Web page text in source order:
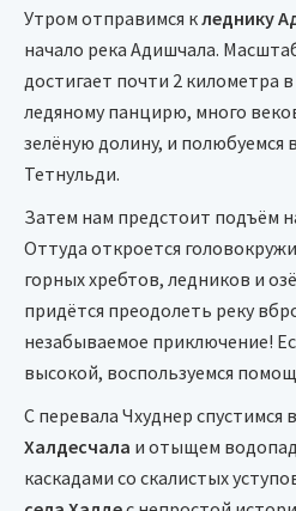
Утром отправимся кледнику
начало река Адишчала.
достигает почти 2 километра
ледяному панцирю, много
зелёную долину, и полюбуемся
Тетнульди.
Затем нам предстоит подъём
Оттуда откроется
горных хребтов, ледников и
придётся преодолеть реку
незабываемое приключение!
высокой, воспользуемся
С перевала Чхуднер спустимся
Халдесчала и отыщем
каскадами со скалистых